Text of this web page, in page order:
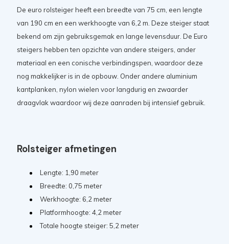
De euro rolsteigerheeft een breedte van 75 cm, een lengte
van 190 cm en een werkhoogte van 6 ,2 m. Deze steiger staat
bekend om zijn gebruiksgemak en lange levensduur. De Euro
steigers hebben ten opzichte van andere steigers, ander
materiaal en een conische verbindingspen, waardoor deze
nog makkelijker is in de opbouw. Onder andere aluminium
kantplanken, nylon wielen voor langdurig en zwaarder
draagvlak waardoor wij deze aanraden bij intensief gebruik.
Rolsteiger afmetingen
Lengte: 1,90 meter
Breedte: 0,75 meter
Werkhoogte: 6,2 meter
Platformhoogte: 4,2 meter
Totale hoogte steiger: 5,2 meter